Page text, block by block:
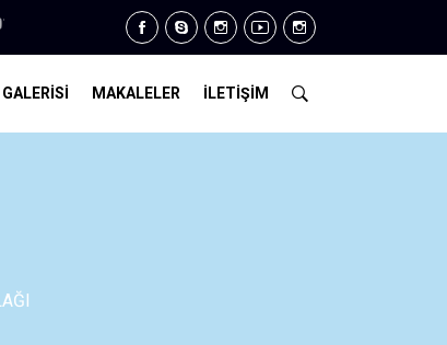
385 57 35.
MAKALELER İLETİŞİM